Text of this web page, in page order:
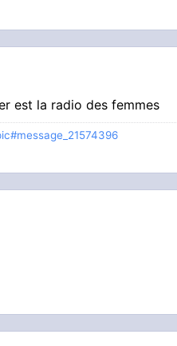
est la radio des femmes